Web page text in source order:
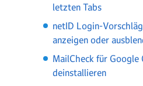
letzten Tabs
netID Login-
anzeigen oder
MailCheck für Google
deinstallieren